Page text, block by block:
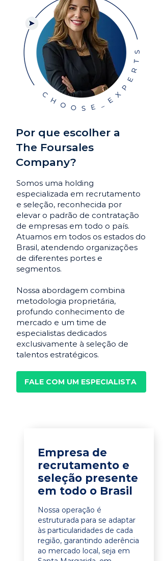
Por que escolher a
The Foursales
Company?
Somos uma holding
especializada em recrutamento
e seleção, reconhecida por
elevar o padrão de contratação
de empresas em todo o país.
Atuamos em todos os estados do
Brasil, atendendo organizações
de diferentes portes e
segmentos.
Nossa abordagem combina
metodologia proprietária,
profundo conhecimento de
mercado e um time de
especialistas dedicados
exclusivamente à seleção de
talentos estratégicos.
FALE COM UM ESPECIALISTA
Empresa de
recrutamento e
seleção presente
em todo o Brasil
Nossa operação é
estruturada para se adaptar
às particularidades de cada
região, garantindo aderência
ao mercado local, seja em